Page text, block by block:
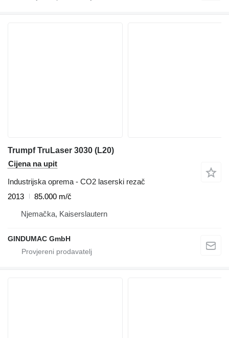
Trumpf TruLaser 3030 (L20)
Cijena na upit
Industrijska oprema - CO2 laserski rezač
2013
85.000 m/č
Njemačka, Kaiserslautern
GINDUMAC GmbH